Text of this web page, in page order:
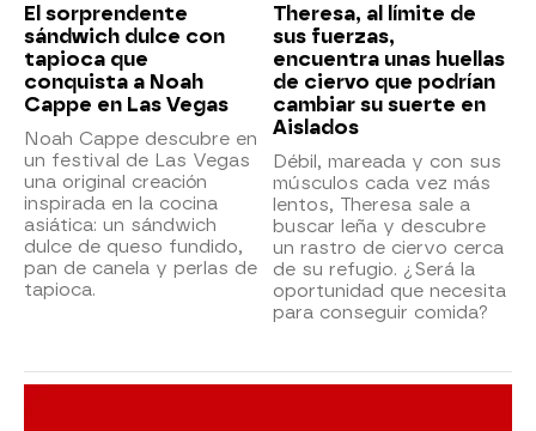
El sorprendente
sándwich dulce con
tapioca que
conquista a Noah
Cappe en Las Vegas
Noah Cappe descubre en
un festival de Las Vegas
una original creación
inspirada en la cocina
asiática: un sándwich
dulce de queso fundido,
pan de canela y perlas de
tapioca.
Theresa, al límite de
sus fuerzas,
encuentra unas huellas
de ciervo que podrían
cambiar su suerte en
Aislados
Débil, mareada y con sus
músculos cada vez más
lentos, Theresa sale a
buscar leña y descubre
un rastro de ciervo cerca
de su refugio. ¿Será la
oportunidad que necesita
para conseguir comida?